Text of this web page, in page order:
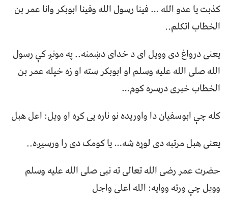
کذبت یا عدو الله … فینا رسول الله وفینا ابوبکر وانا عمر بن
الخطاب اتکلم..
یعنی درواغ دی وویل ای د خدای دښمنه.. په مونږ کې رسول
الله صلی الله علیه وسلم او ابوبکر سته او زه خپله عمر بن
الخطاب خبری درسره کوم…
کله چې ابوسفیان دا واوریده نو ناره یی کړه او ویل: اعل هبل
یعنی هبل مرتبه دی لوړه شه… یا کومک دی را ورسیږه..
حضرت عمر رضی الله تعالی ته نبی صلی الله علیه وسلم
وویل چې ورته ووایه: الله اعلی واجل